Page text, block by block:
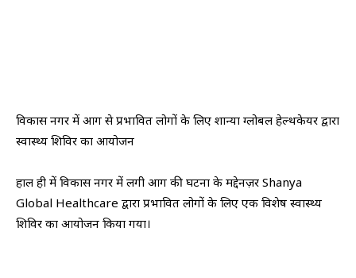
विकास नगर में आग से प्रभावित लोगों के लिए शान्या ग्लोबल हेल्थकेयर द्वारा
स्वास्थ्य शिविर का आयोजन
हाल ही में विकास नगर में लगी आग की घटना के मद्देनज़र Shanya
Global Healthcare द्वारा प्रभावित लोगों के लिए एक विशेष स्वास्थ्य
शिविर का आयोजन किया गया।